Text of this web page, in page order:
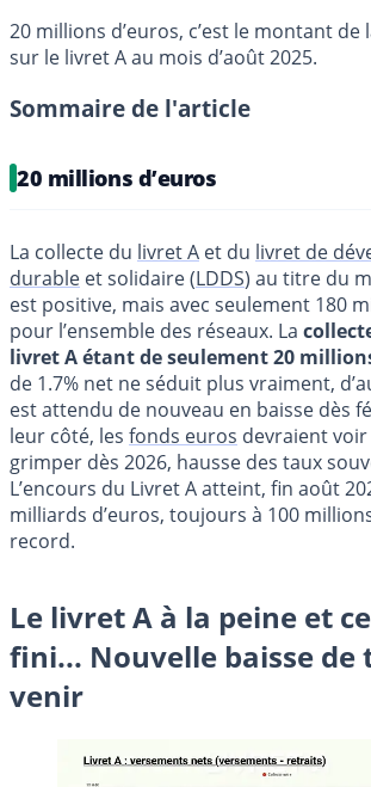
20 millions d’euros, c’est le montant
sur le livret A au mois d’août 2025.
Sommaire de l'article
20 millions d’euros
La collecte du livret A et du livret de
durable et solidaire (LDDS) au titre du
est positive, mais avec seulement 180
pour l’ensemble des réseaux. La
livret A étant de seulement 20
de 1.7% net ne séduit plus vraiment,
est attendu de nouveau en baisse dès
leur côté, les fonds euros devraient
grimper dès 2026, hausse des taux
L’encours du Livret A atteint, fin août
milliards d’euros, toujours à 100
record.
Le livret A à la peine et
fini... Nouvelle baisse de
venir